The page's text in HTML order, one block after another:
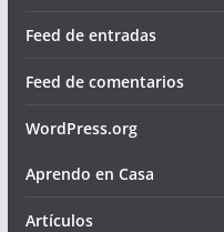
Feed de entradas
Feed de comentarios
WordPress.org
Aprendo en Casa
Artículos